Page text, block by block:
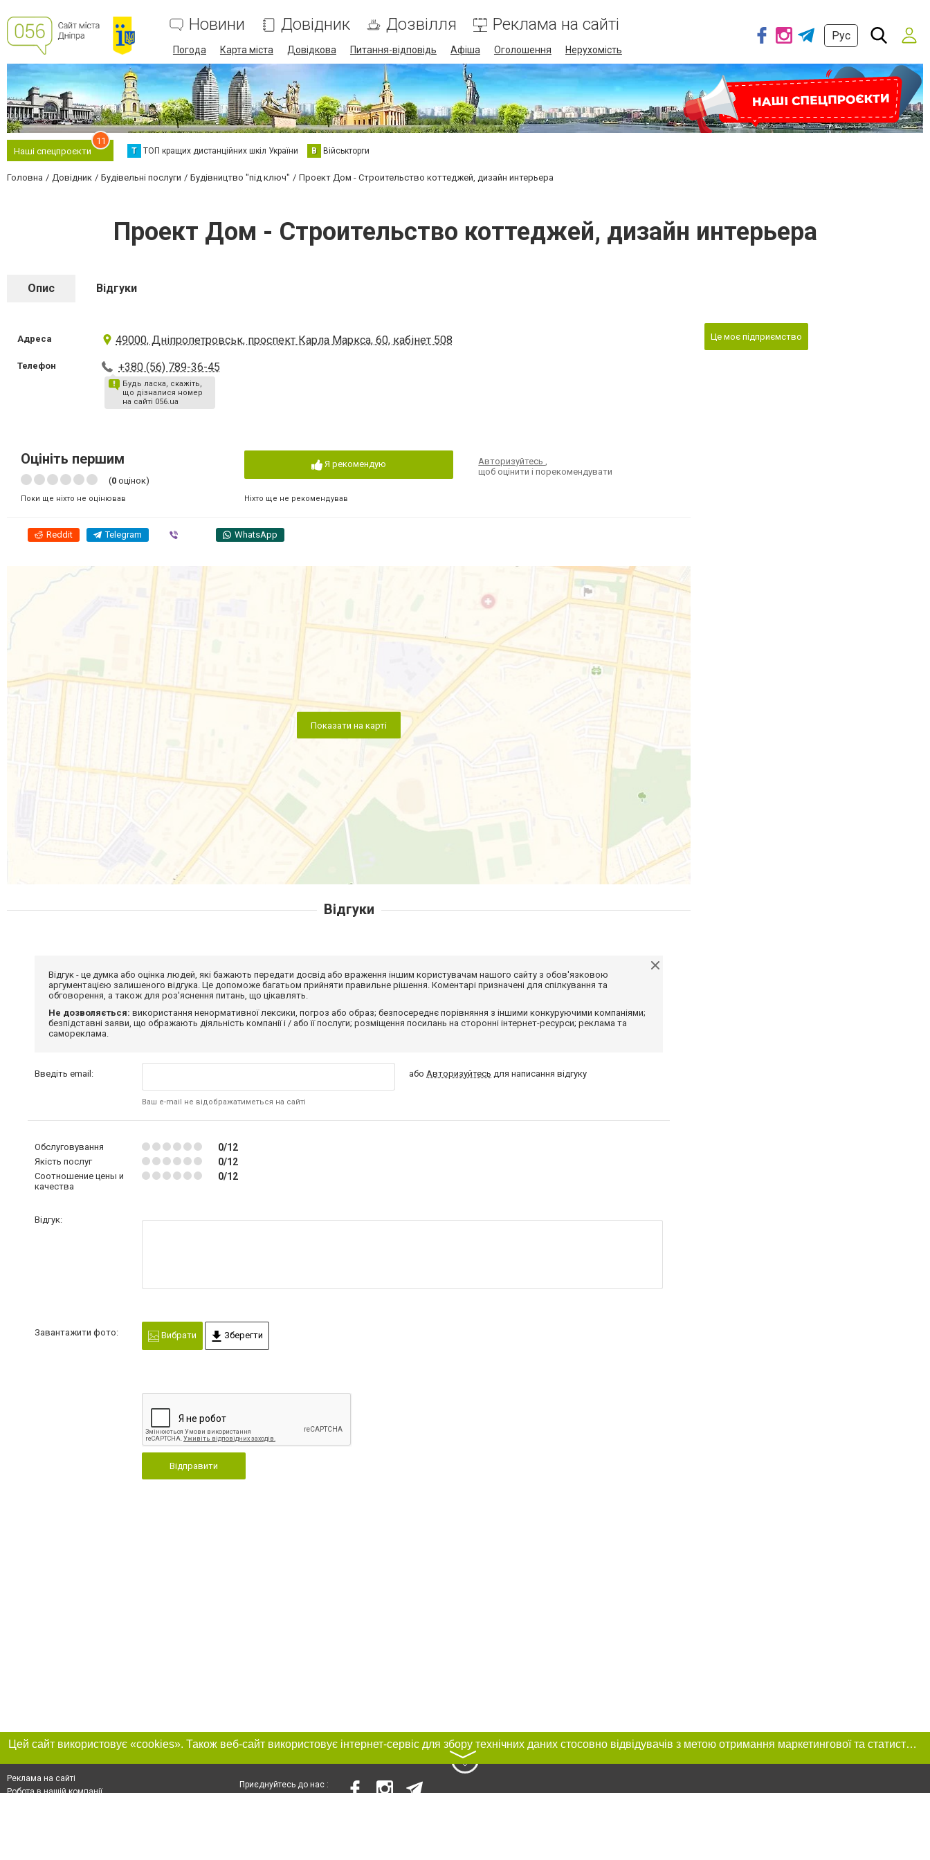
Новини Довідник Дозвілля Реклама на сайті
Погода Карта міста Довідкова Питання-відповідь Афіша Оголошення Нерухомість
Рус
Наші спецпроєкти
11
Т ТОП кращих дистанційних шкіл України В Військторги
Головна Довідник Будівельні послуги Будівництво "під ключ" Проект Дом - Строительство коттеджей, дизайн интерьера
Проект Дом - Строительство коттеджей, дизайн интерьера
Опис Відгуки
Адреса 49000, Дніпропетровськ, проспект Карла Маркса, 60, кабінет 508
Телефон +380 (56) 789-36-45
Будь ласка, скажіть,
що дізналися номер
на сайті 056.ua
Оцініть першим
(0 оцінок)
Поки ще ніхто не оцінював
Я рекомендую
Ніхто ще не рекомендував
Авторизуйтесь,
щоб оцінити і порекомендувати
Reddit Telegram WhatsApp
Показати на карті
Це моє підприємство
Відгуки
Відгук - це думка або оцінка людей, які бажають передати досвід або враження іншим користувачам нашого сайту з обов'язковою
аргументацією залишеного відгука. Це допоможе багатьом прийняти правильне рішення. Коментарі призначені для спілкування та
обговорення, а також для роз'яснення питань, що цікавлять.
Не дозволяється: використання ненормативної лексики, погроз або образ; безпосереднє порівняння з іншими конкуруючими компаніями;
безпідставні заяви, що ображають діяльність компанії і / або її послуги; розміщення посилань на сторонні інтернет-ресурси; реклама та
самореклама.
Введіть email:
Ваш e-mail не відображатиметься на сайті
абоАвторизуйтесь для написання відгуку
Обслуговування 0/12
Якість послуг 0/12
Соотношение цены и
качества
0/12
Відгук:
Завантажити фото: Вибрати Зберегти
Відправити
Цей сайт використовує «cookies». Також веб-сайт використовує інтернет-сервіс для збору технічних даних стосовно відвідувачів з метою отримання маркетингової та статистичної інформації. Умови обробки даних відвідувачів сайту див.
〉
Реклама на сайті
Робота в нашій компанії
Приєднуйтесь до нас :